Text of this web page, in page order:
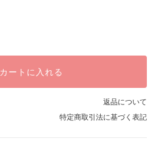
カートに入れる
返品について
特定商取引法に基づく表記